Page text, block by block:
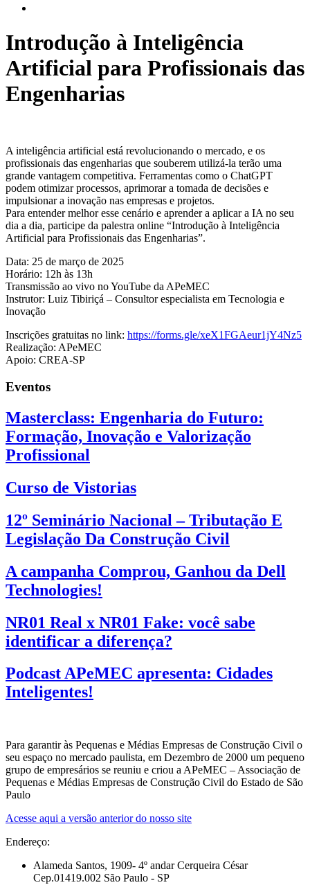
Introdução à Inteligência
Artificial para Profissionais das
Engenharias
A inteligência artificial está revolucionando o mercado, e os
profissionais das engenharias que souberem utilizá-la terão uma
grande vantagem competitiva. Ferramentas como o ChatGPT
podem otimizar processos, aprimorar a tomada de decisões e
impulsionar a inovação nas empresas e projetos.
Para entender melhor esse cenário e aprender a aplicar a IA no seu
dia a dia, participe da palestra online “Introdução à Inteligência
Artificial para Profissionais das Engenharias”.
Data: 25 de março de 2025
Horário: 12h às 13h
Transmissão ao vivo no YouTube da APeMEC
Instrutor: Luiz Tibiriçá – Consultor especialista em Tecnologia e
Inovação
Inscrições gratuitas no link: https://forms.gle/xeX1FGAeur1jY4Nz5
Realização: APeMEC
Apoio: CREA-SP
Eventos
Masterclass: Engenharia do Futuro:
Formação, Inovação e Valorização
Profissional
Curso de Vistorias
12º Seminário Nacional – Tributação E
Legislação Da Construção Civil
A campanha Comprou, Ganhou da Dell
Technologies!
NR01 Real x NR01 Fake: você sabe
identificar a diferença?
Podcast APeMEC apresenta: Cidades
Inteligentes!
Para garantir às Pequenas e Médias Empresas de Construção Civil o
seu espaço no mercado paulista, em Dezembro de 2000 um pequeno
grupo de empresários se reuniu e criou a APeMEC – Associação de
Pequenas e Médias Empresas de Construção Civil do Estado de São
Paulo
Acesse aqui a versão anterior do nosso site
Endereço:
Alameda Santos, 1909- 4º andar Cerqueira César
Cep.01419.002 São Paulo - SP